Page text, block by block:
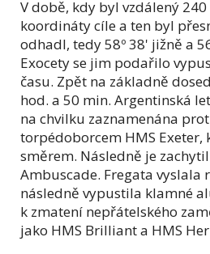
V době, kdy byl vzdálený
koordináty cíle a ten byl
odhadl, tedy 58º 38' jižně a
Exocety se jim podařilo
času. Zpět na základně
hod. a 50 min. Argentinská
na chvilku zaznamenána
torpédoborcem HMS
směrem. Následně je
Ambuscade. Fregata vyslala
následně vypustila klamné
k zmatení nepřátelského
jako HMS Brilliant a HMS